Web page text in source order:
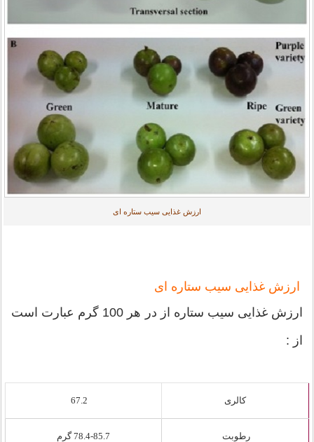
ارزش غذایی سیب ستاره ای
ارزش غذایی سیب ستاره ای
ارزش غذایی سیب ستاره از در هر 100 گرم عبارت است
از :
کالری
رطوبت 78.4-85.7 گرم